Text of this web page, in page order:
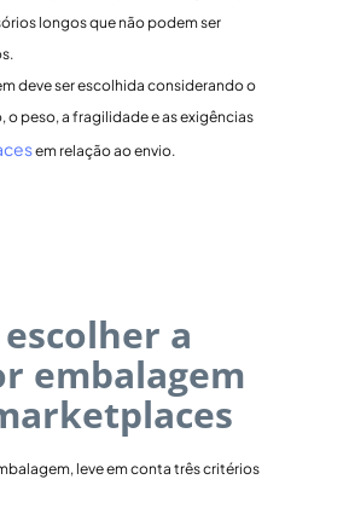
longos que não podem ser
deve ser escolhida considerando o
peso, a fragilidade e as exigências
em relação ao envio.
a
embalagem
leve em conta três critérios